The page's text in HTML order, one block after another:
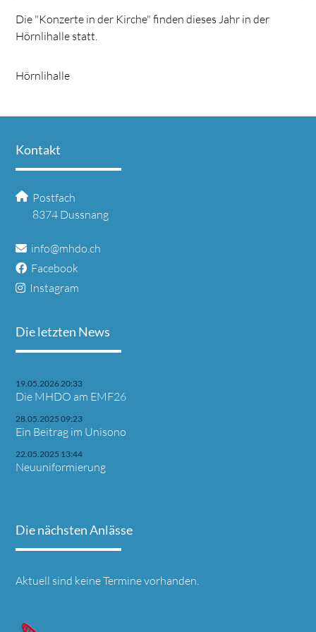
Die "Konzerte in der Kirche" finden dieses Jahr in der
Hörnlihalle statt.
Hörnlihalle
Kontakt
Postfach
8374 Dussnang
info@mhdo.ch
Facebook
Instagram
Die letzten News
19.05.2026 20:33
Die MHDO am EMF26
28.05.2025 09:23
Ein Beitrag im Unisono
22.05.2025 13:44
Neuuniformierung
Die nächsten Anlässe
Aktuell sind keine Termine vorhanden.